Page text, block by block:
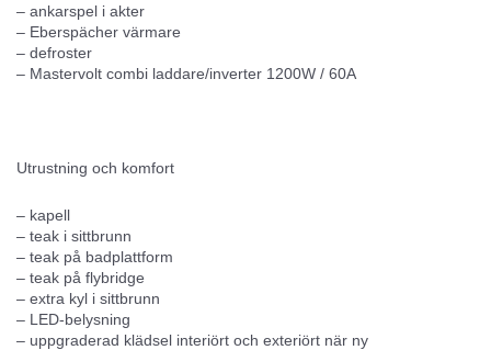
– ankarspel i akter
– Eberspächer värmare
– defroster
– Mastervolt combi laddare/inverter 1200W / 60A
Utrustning och komfort
– kapell
– teak i sittbrunn
– teak på badplattform
– teak på flybridge
– extra kyl i sittbrunn
– LED-belysning
– uppgraderad klädsel interiört och exteriört när ny